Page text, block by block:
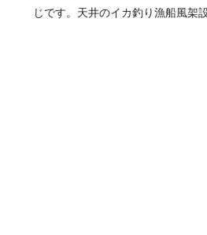
じです。天井のイカ釣り漁船風架